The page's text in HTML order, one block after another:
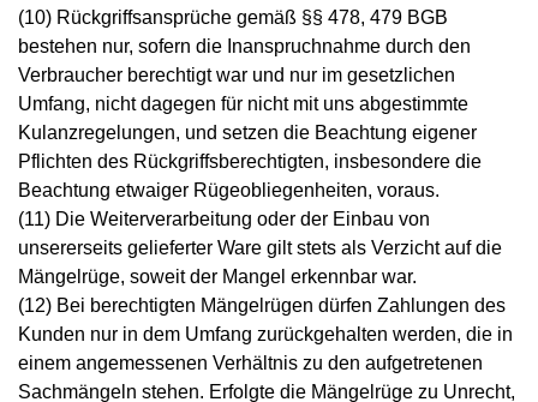
(10) Rückgriffsansprüche gemäß §§ 478, 479 BGB
bestehen nur, sofern die Inanspruchnahme durch den
Verbraucher berechtigt war und nur im gesetzlichen
Umfang, nicht dagegen für nicht mit uns abgestimmte
Kulanzregelungen, und setzen die Beachtung eigener
Pflichten des Rückgriffsberechtigten, insbesondere die
Beachtung etwaiger Rügeobliegenheiten, voraus.
(11) Die Weiterverarbeitung oder der Einbau von
unsererseits gelieferter Ware gilt stets als Verzicht auf die
Mängelrüge, soweit der Mangel erkennbar war.
(12) Bei berechtigten Mängelrügen dürfen Zahlungen des
Kunden nur in dem Umfang zurückgehalten werden, die in
einem angemessenen Verhältnis zu den aufgetretenen
Sachmängeln stehen. Erfolgte die Mängelrüge zu Unrecht,